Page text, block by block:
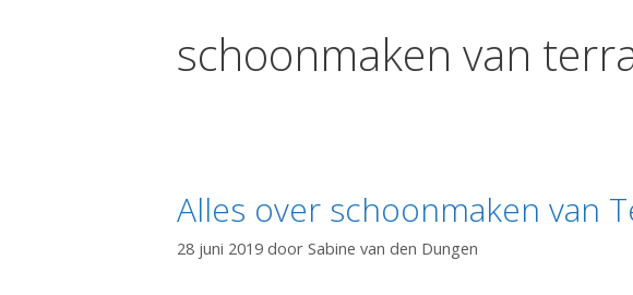
schoonmaken van
Alles over schoonmaken van
28 juni 2019 door Sabine van den Dungen